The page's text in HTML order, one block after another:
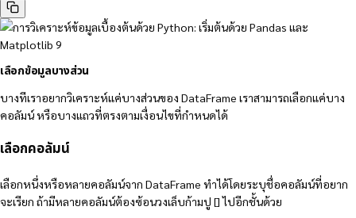
เลือกข้อมูลบางส่วน
บางทีเราอยากวิเคราะห์แค่บางส่วนของ DataFrame เราสามารถเลือกแค่บาง
คอลัมน์ หรือบางแถวที่ตรงตามเงื่อนไขที่กำหนดได้
เลือกคอลัมน์
เลือกหนึ่งหรือหลายคอลัมน์จาก DataFrame ทำได้โดยระบุชื่อคอลัมน์ที่อยาก
จะเรียก ถ้ามีหลายคอลัมน์ต้องซ้อนวงเล็บก้ามปู [] ไปอีกชั้นด้วย